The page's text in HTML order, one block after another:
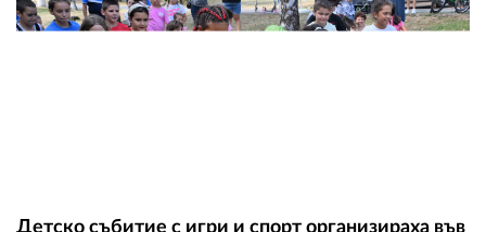
Детско събитие с игри и спорт организираха във